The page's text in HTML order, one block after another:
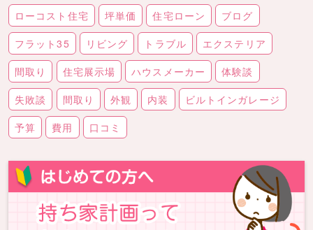
ローコスト住宅 坪単価 住宅ローン
ブログ
フラット35
リビング トラブル
エクステリア
間取り
住宅展示場 ハウスメーカー
体験談
失敗談
間取り 外観 内装
ビルトインガレージ
予算
費用 口コミ